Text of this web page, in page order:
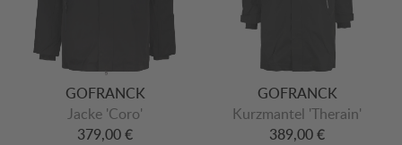
GOFRANCK
Jacke 'Coro'
379,00 €
GOFRANCK
Kurzmantel 'Therain'
389,00 €